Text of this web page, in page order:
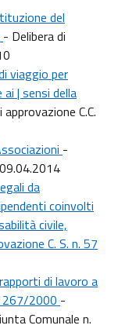
del
- Delibera di
viaggio per
| sensi della
C.C.
-
da
coinvolti
civile,
C. S. n. 57
di lavoro a
267/2000 -
Comunale n.